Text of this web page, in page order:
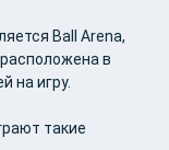
Ball Arena,
в
на игру.
такие